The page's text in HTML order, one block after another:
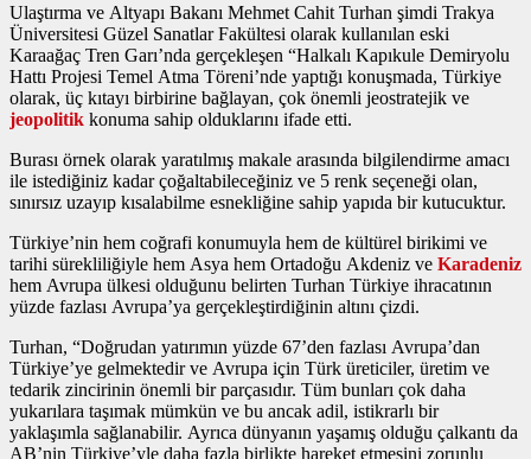
Ulaştırma ve Altyapı Bakanı Mehmet Cahit Turhan şimdi Trakya
Üniversitesi Güzel Sanatlar Fakültesi olarak kullanılan eski
Karaağaç Tren Garı’nda gerçekleşen “Halkalı Kapıkule Demiryolu
Hattı Projesi Temel Atma Töreni’nde yaptığı konuşmada, Türkiye
olarak, üç kıtayı birbirine bağlayan, çok önemli jeostratejik ve
jeopolitik konuma sahip olduklarını ifade etti.
Burası örnek olarak yaratılmış makale arasında bilgilendirme amacı
ile istediğiniz kadar çoğaltabileceğiniz ve 5 renk seçeneği olan,
sınırsız uzayıp kısalabilme esnekliğine sahip yapıda bir kutucuktur.
Türkiye’nin hem coğrafi konumuyla hem de kültürel birikimi ve
tarihi sürekliliğiyle hem Asya hem Ortadoğu Akdeniz ve Karadeniz
hem Avrupa ülkesi olduğunu belirten Turhan Türkiye ihracatının
yüzde fazlası Avrupa’ya gerçekleştirdiğinin altını çizdi.
Turhan, “Doğrudan yatırımın yüzde 67’den fazlası Avrupa’dan
Türkiye’ye gelmektedir ve Avrupa için Türk üreticiler, üretim ve
tedarik zincirinin önemli bir parçasıdır. Tüm bunları çok daha
yukarılara taşımak mümkün ve bu ancak adil, istikrarlı bir
yaklaşımla sağlanabilir. Ayrıca dünyanın yaşamış olduğu çalkantı da
AB’nin Türkiye’yle daha fazla birlikte hareket etmesini zorunlu